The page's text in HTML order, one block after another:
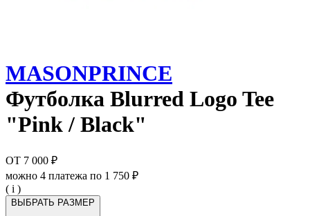
MASONPRINCE
Футболка Blurred Logo Tee
"Pink / Black"
ОТ 7 000 ₽
можно 4 платежа по 1 750 ₽
( i )
ВЫБРАТЬ РАЗМЕР